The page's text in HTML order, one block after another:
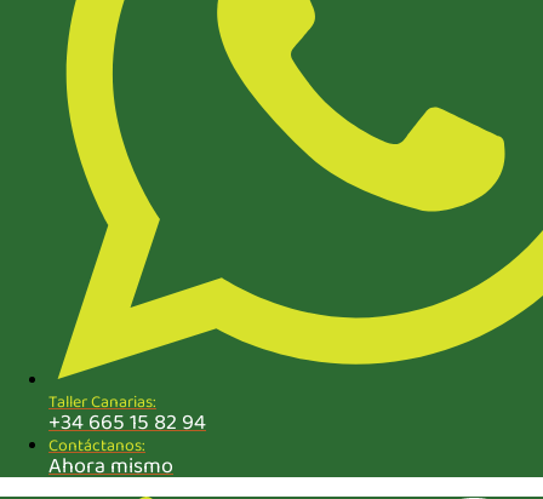
Taller Canarias:
+34 665 15 82 94
Contáctanos:
Ahora mismo